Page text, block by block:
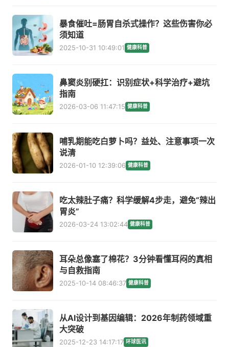
暴食催吐=肠胃自杀式操作？这些伤害你必
须知道
2025-10-31 10:49:01 健康科普
鼻窦炎别硬扛：识别症状+科学治疗+避坑
指南
2026-03-06 11:47:15 健康科普
哺乳期能吃白萝卜吗？益处、注意事项一次
说清
2026-01-10 12:39:06 健康科普
吃太辣肚子痛？科学缓解4步走，避免“辣出
胃炎”
2026-03-24 13:02:44 健康科普
耳朵总像塞了棉花？3分钟看懂耳闷的真相
与自救指南
2025-10-14 08:46:37 健康科普
从AI设计到基因编辑：2026年制药领域重
大突破
2025-12-23 14:17:17 环球医讯